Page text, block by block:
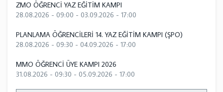
ZMO ÖĞRENCİ YAZ EĞİTİM KAMPI
28.08.2026 - 09:00 - 03.09.2026 - 17:00
PLANLAMA ÖĞRENCİLERİ 14. YAZ EĞİTİM KAMPI (ŞPO)
28.08.2026 - 09:30 - 04.09.2026 - 17:00
MMO ÖĞRENCİ ÜYE KAMPI 2026
31.08.2026 - 09:30 - 05.09.2026 - 17:00